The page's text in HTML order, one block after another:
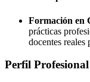
Formación en
prácticas
docentes reales
Perfil